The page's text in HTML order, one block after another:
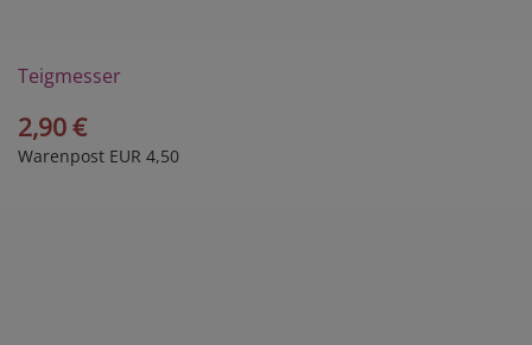
Teigmesser
2,90 €
Warenpost EUR 4,50